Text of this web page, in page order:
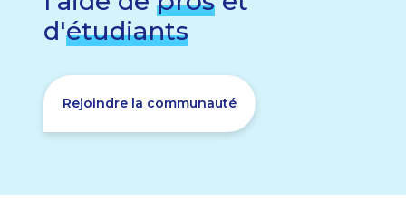
d'étudiants
Rejoindre la communauté